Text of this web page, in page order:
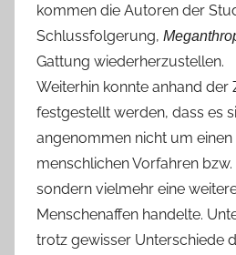
kommen die Autoren der
Schlussfolgerung,
Gattung wiederherzustellen.
Weiterhin konnte anhand
festgestellt werden, dass es
angenommen nicht um einen
menschlichen Vorfahren
sondern vielmehr eine
Menschenaffen handelte.
trotz gewisser Unterschiede